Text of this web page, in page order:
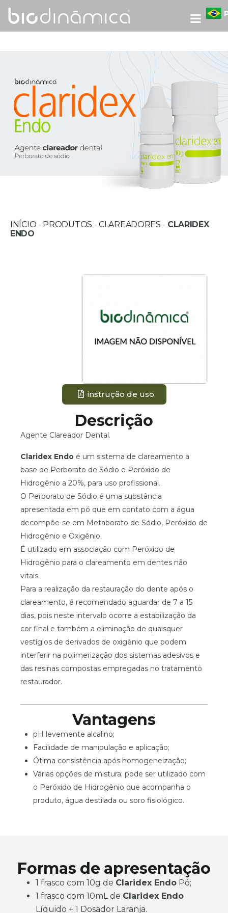
INÍCIO - PRODUTOS -CLAREADORES - CLARIDEX
ENDO
instrução de uso
Descrição
Agente Clareador Dental.
Claridex Endo é um sistema de clareamento a
base de Perborato de Sódio e Peróxido de
Hidrogênio a 20%, para uso profissional.
O Perborato de Sódio é uma substância
apresentada em pó que em contato com a água
decompõe-se em Metaborato de Sódio, Peróxido de
Hidrogênio e Oxigênio.
É utilizado em associação com Peróxido de
Hidrogênio para o clareamento em dentes não
vitais.
Para a realização da restauração do dente após o
clareamento, é recomendado aguardar de 7 a 15
dias, pois neste intervalo ocorre a estabilização da
cor final e também a eliminação de quaisquer
vestígios de derivados de oxigênio que podem
interferir na polimerização dos sistemas adesivos e
das resinas compostas empregadas no tratamento
restaurador.
Vantagens
pH levemente alcalino;
Facilidade de manipulação e aplicação;
Ótima consistência após homogeneização;
Várias opções de mistura: pode ser utilizado com
o Peróxido de Hidrogênio que acompanha o
produto, água destilada ou soro fisiológico.
Formas de apresentação
1 frasco com 10g de Claridex Endo Pó;
1 frasco com 10mL de Claridex Endo
Líquido + 1 Dosador Laranja.